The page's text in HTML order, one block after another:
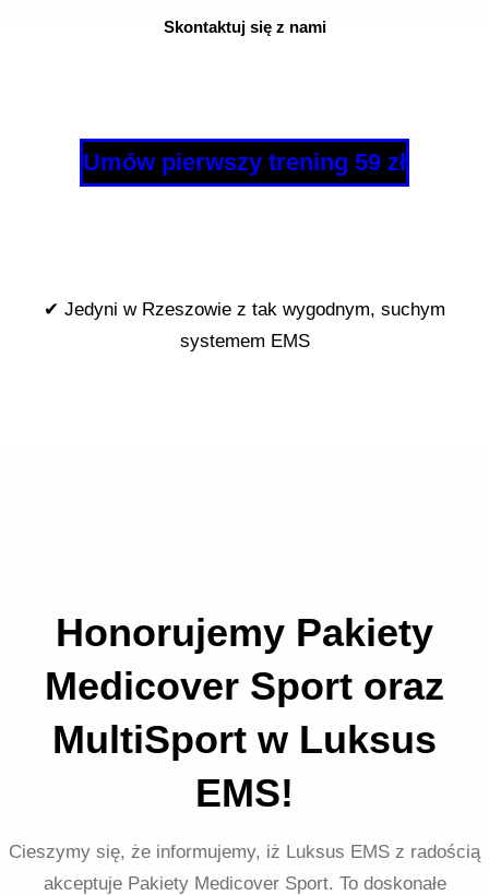
Skontaktuj się z nami
Umów pierwszy trening 59 zł
✔ Jedyni w Rzeszowie z tak wygodnym, suchym
systemem EMS
Honorujemy Pakiety
Medicover Sport oraz
MultiSport w Luksus
EMS!
Cieszymy się, że informujemy, iż Luksus EMS z radością
akceptuje Pakiety Medicover Sport. To doskonałe